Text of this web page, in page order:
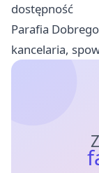
dostępność
Parafia
kancelaria,